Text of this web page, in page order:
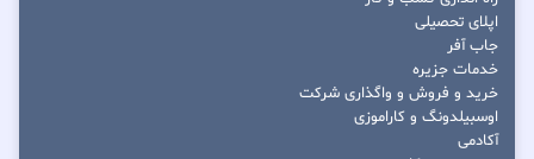
اپلای تحصیلی
جاب آفر
خدمات جزیره
خرید و فروش و واگذاری شرکت
اوسبیلدونگ و کاراموزی
آکادمی